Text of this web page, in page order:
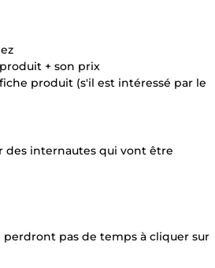
+ son prix
produit (s'il est intéressé par le
des internautes qui vont être
pas de temps à cliquer sur